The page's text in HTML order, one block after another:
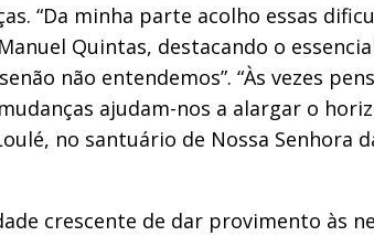
“Da minha parte acolho essas
Quintas, destacando o
não entendemos”. “Às vezes
ajudam-nos a alargar o
no santuário de Nossa Senhora
crescente de dar provimento às